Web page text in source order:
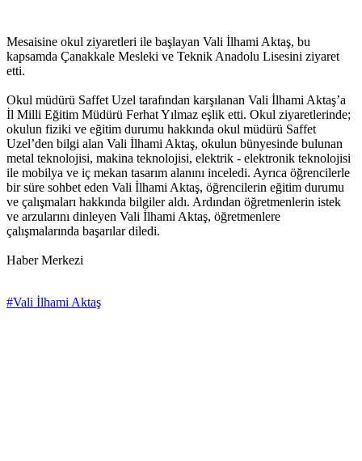
Mesaisine okul ziyaretleri ile başlayan Vali İlhami Aktaş, bu
kapsamda Çanakkale Mesleki ve Teknik Anadolu Lisesini ziyaret
etti.
Okul müdürü Saffet Uzel tarafından karşılanan Vali İlhami Aktaş’a
İl Milli Eğitim Müdürü Ferhat Yılmaz eşlik etti. Okul ziyaretlerinde;
okulun fiziki ve eğitim durumu hakkında okul müdürü Saffet
Uzel’den bilgi alan Vali İlhami Aktaş, okulun bünyesinde bulunan
metal teknolojisi, makina teknolojisi, elektrik - elektronik teknolojisi
ile mobilya ve iç mekan tasarım alanını inceledi. Ayrıca öğrencilerle
bir süre sohbet eden Vali İlhami Aktaş, öğrencilerin eğitim durumu
ve çalışmaları hakkında bilgiler aldı. Ardından öğretmenlerin istek
ve arzularını dinleyen Vali İlhami Aktaş, öğretmenlere
çalışmalarında başarılar diledi.
Haber Merkezi
#Vali İlhami Aktaş